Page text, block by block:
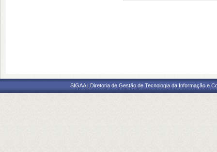
SIGAA | Diretoria de Gestão de Tecnologia da Informação e